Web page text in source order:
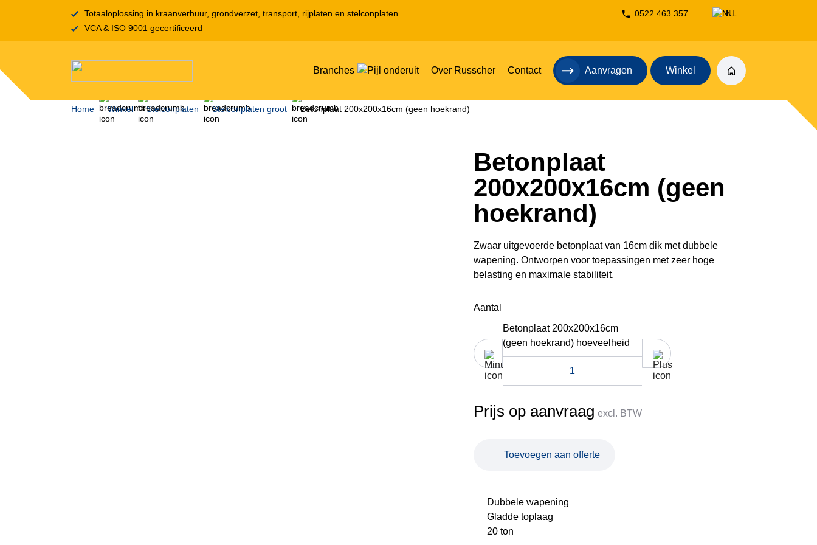
Totaaloplossing in kraanverhuur, grondverzet, transport, rijplaten en stelconplaten
VCA & ISO 9001 gecertificeerd
0522 463 357
NL
Branches Over Russcher Contact Aanvragen Winkel
Home Winkel Stelconplaten Stelconplaten groot Betonplaat 200x200x16cm (geen hoekrand)
Betonplaat
200x200x16cm (geen
hoekrand)
Zwaar uitgevoerde betonplaat van 16cm dik met dubbele
wapening. Ontworpen voor toepassingen met zeer hoge
belasting en maximale stabiliteit.
Aantal
Betonplaat 200x200x16cm
(geen hoekrand) hoeveelheid
Prijs op aanvraag excl. BTW
Toevoegen aan offerte
Dubbele wapening
Gladde toplaag
20 ton